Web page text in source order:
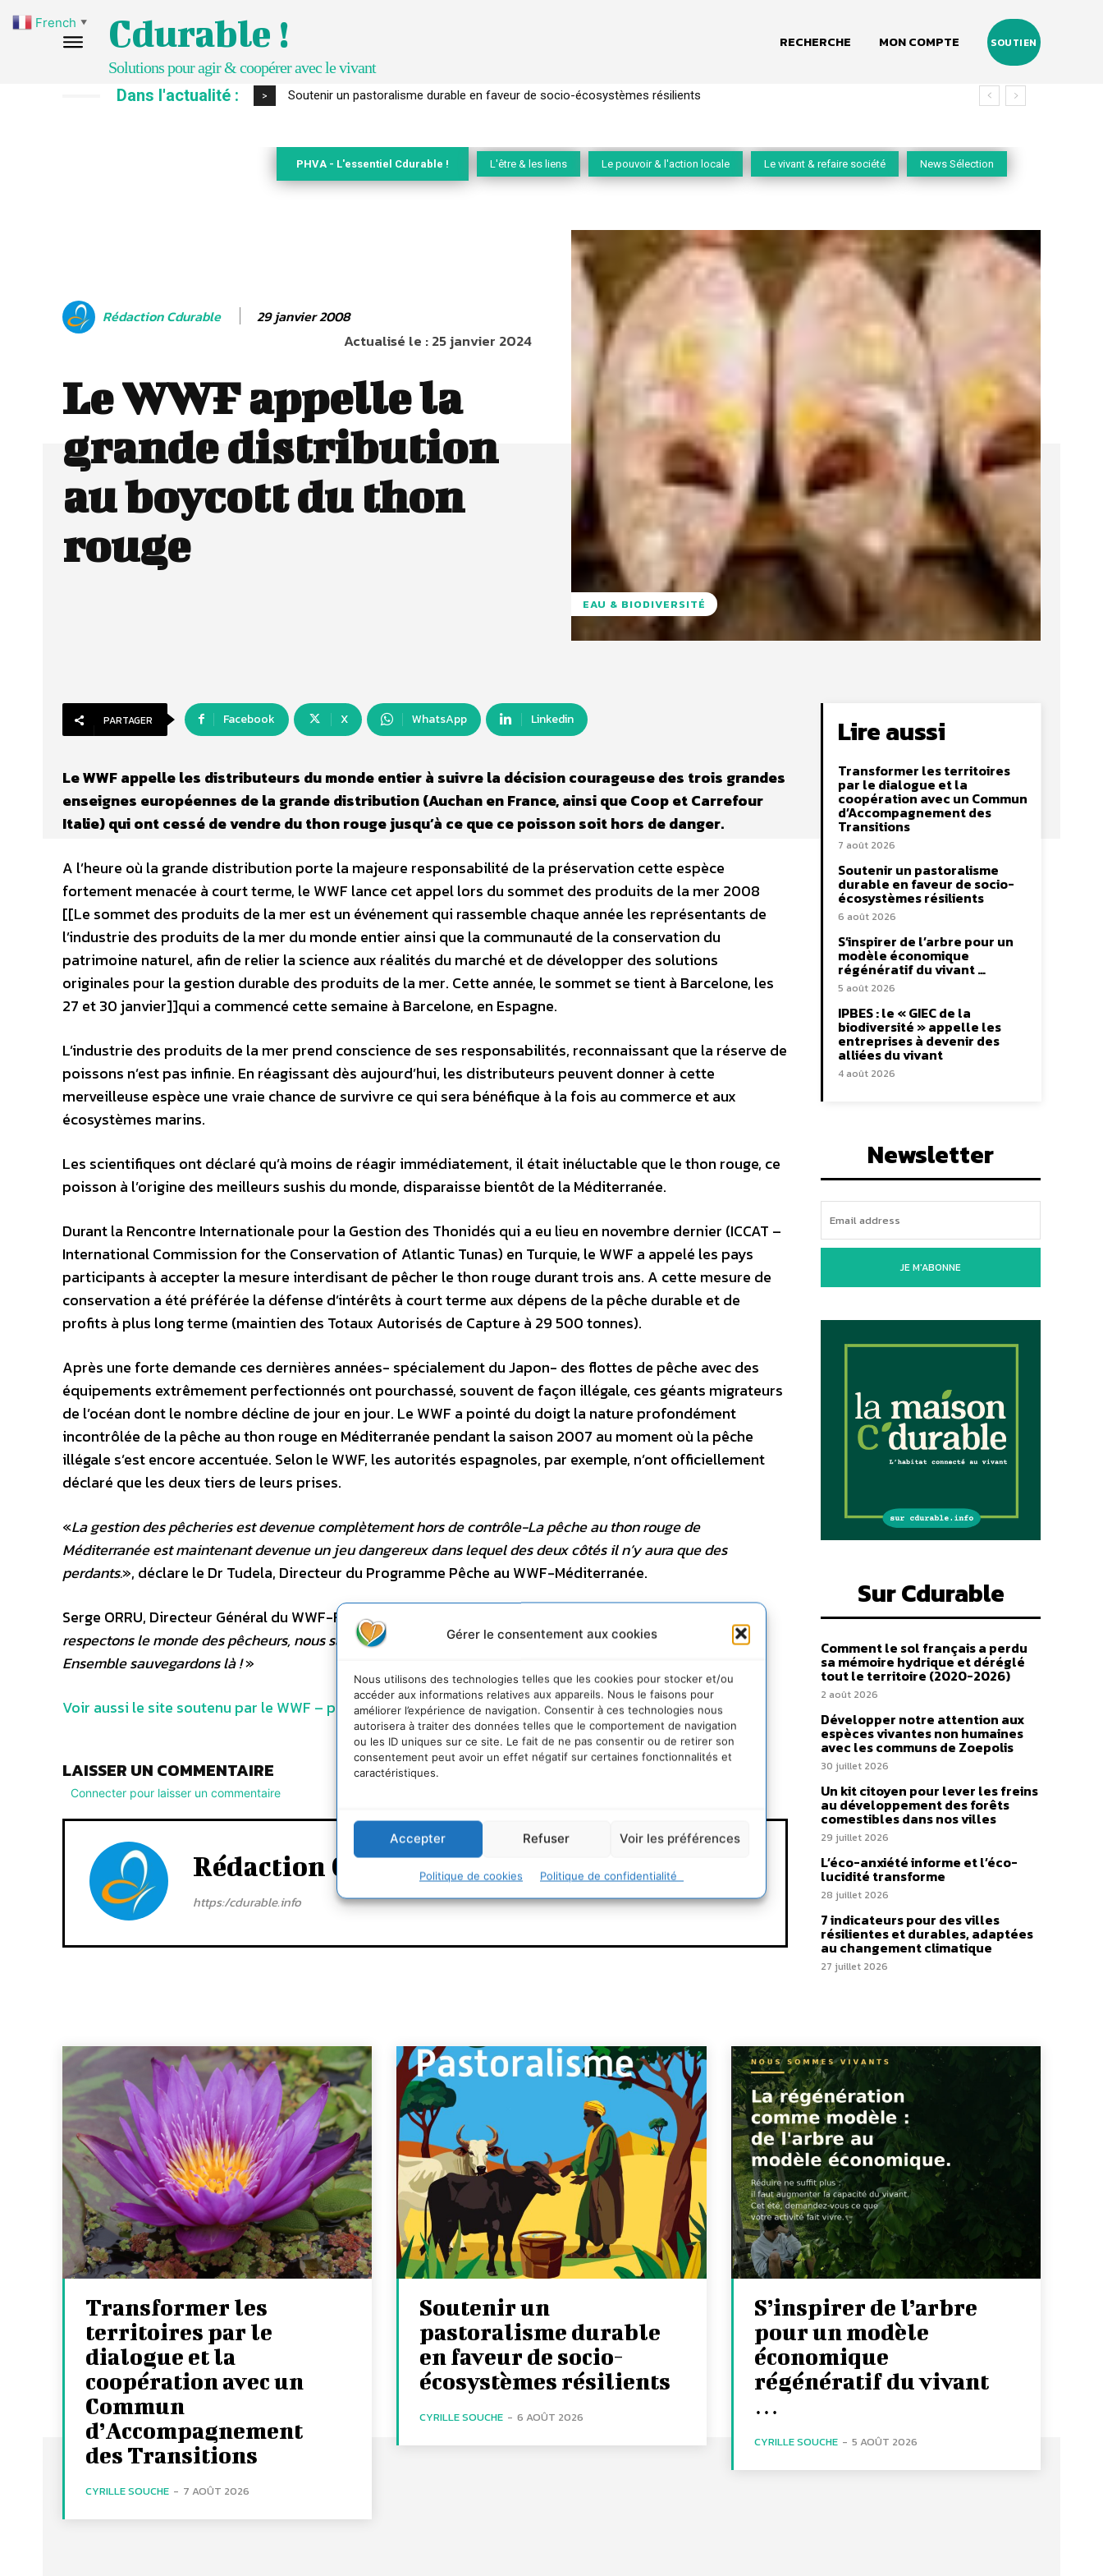
Gérer le consentement aux cookies
Nous utilisons des technologies telles que les cookies pour stocker et/ou
accéder aux informations relatives aux appareils. Nous le faisons pour
améliorer l’expérience de navigation. Consentir à ces technologies nous
autorisera à traiter des données telles que le comportement de navigation
ou les ID uniques sur ce site. Le fait de ne pas consentir ou de retirer son
consentement peut avoir un effet négatif sur certaines fonctionnalités et
caractéristiques.
Accepter Refuser Voir les préférences
Politique de cookies Politique de confidentialité
Cdurable !
Solutions pour agir & coopérer avec le vivant
RECHERCHE MON COMPTE SOUTIEN
Dans l'actualité : > S’inspirer de l’arbre pour un modèle économique régénératif du vivant …
PHVA - L'essentiel Cdurable ! L'être & les liens Le pouvoir & l'action locale Le vivant & refaire société News Sélection
Rédaction Cdurable 29 janvier 2008
Actualisé le :25 janvier 2024
Le WWF appelle la
grande distribution
au boycott du thon
rouge
EAU & BIODIVERSITÉ
PARTAGER Facebook X WhatsApp Linkedin
Le WWF appelle les distributeurs du monde entier à suivre la décision courageuse des trois grandes
enseignes européennes de la grande distribution (Auchan en France, ainsi que Coop et Carrefour
Italie) qui ont cessé de vendre du thon rouge jusqu’à ce que ce poisson soit hors de danger.
A l’heure où la grande distribution porte la majeure responsabilité de la préservation cette espèce
fortement menacée à court terme, le WWF lance cet appel lors du sommet des produits de la mer 2008
[[Le sommet des produits de la mer est un événement qui rassemble chaque année les représentants de
l’industrie des produits de la mer du monde entier ainsi que la communauté de la conservation du
patrimoine naturel, afin de relier la science aux réalités du marché et de développer des solutions
originales pour la gestion durable des produits de la mer. Cette année, le sommet se tient à Barcelone, les
27 et 30 janvier]]qui a commencé cette semaine à Barcelone, en Espagne.
L’industrie des produits de la mer prend conscience de ses responsabilités, reconnaissant que la réserve de
poissons n’est pas infinie. En réagissant dès aujourd’hui, les distributeurs peuvent donner à cette
merveilleuse espèce une vraie chance de survivre ce qui sera bénéfique à la fois au commerce et aux
écosystèmes marins.
Les scientifiques ont déclaré qu’à moins de réagir immédiatement, il était inéluctable que le thon rouge, ce
poisson à l’origine des meilleurs sushis du monde, disparaisse bientôt de la Méditerranée.
Durant la Rencontre Internationale pour la Gestion des Thonidés qui a eu lieu en novembre dernier (ICCAT –
International Commission for the Conservation of Atlantic Tunas) en Turquie, le WWF a appelé les pays
participants à accepter la mesure interdisant de pêcher le thon rouge durant trois ans. A cette mesure de
conservation a été préférée la défense d’intérêts à court terme aux dépens de la pêche durable et de
profits à plus long terme (maintien des Totaux Autorisés de Capture à 29 500 tonnes).
Après une forte demande ces dernières années- spécialement du Japon- des flottes de pêche avec des
équipements extrêmement perfectionnés ont pourchassé, souvent de façon illégale, ces géants migrateurs
de l’océan dont le nombre décline de jour en jour. Le WWF a pointé du doigt la nature profondément
incontrôlée de la pêche au thon rouge en Méditerranée pendant la saison 2007 au moment où la pêche
illégale s’est encore accentuée. Selon le WWF, les autorités espagnoles, par exemple, n’ont officiellement
déclaré que les deux tiers de leurs prises.
«La gestion des pêcheries est devenue complètement hors de contrôle-La pêche au thon rouge de
Méditerranée est maintenant devenue un jeu dangereux dans lequel des deux côtés il n’y aura que des
perdants.», déclare le Dr Tudela, Directeur du Programme Pêche au WWF-Méditerranée.
Serge ORRU, Directeur Général du WWF-France appelle à une prise de conscience collective : «
respectons le monde des pêcheurs, nous savons la difficulté de leur tache mais la ressource n’est pas infinie.
Ensemble sauvegardons là !»
Voir aussi le site soutenu par le WWF – pour une pèche durable
LAISSER UN COMMENTAIRE
Connecter pour laisser un commentaire
Rédaction Cdurable
https:/cdurable.info
Lire aussi
Transformer les territoires
par le dialogue et la
coopération avec un Commun
d’Accompagnement des
Transitions
7 août 2026
Soutenir un pastoralisme
durable en faveur de socio-
écosystèmes résilients
6 août 2026
S’inspirer de l’arbre pour un
modèle économique
régénératif du vivant …
5 août 2026
IPBES : le « GIEC de la
biodiversité » appelle les
entreprises à devenir des
alliées du vivant
4 août 2026
Newsletter
JE M'ABONNE
Sur Cdurable
Comment le sol français a perdu
sa mémoire hydrique et déréglé
tout le territoire (2020-2026)
2 août 2026
Développer notre attention aux
espèces vivantes non humaines
avec les communs de Zoepolis
30 juillet 2026
Un kit citoyen pour lever les freins
au développement des forêts
comestibles dans nos villes
29 juillet 2026
L’éco-anxiété informe et l’éco-
lucidité transforme
28 juillet 2026
7 indicateurs pour des villes
résilientes et durables, adaptées
au changement climatique
27 juillet 2026
Transformer les
territoires par le
dialogue et la
coopération avec un
Commun
d’Accompagnement
des Transitions
CYRILLE SOUCHE - 7 AOÛT 2026
Soutenir un
pastoralisme durable
en faveur de socio-
écosystèmes résilients
CYRILLE SOUCHE - 6 AOÛT 2026
S’inspirer de l’arbre
pour un modèle
économique
régénératif du vivant
…
CYRILLE SOUCHE - 5 AOÛT 2026
French ▼